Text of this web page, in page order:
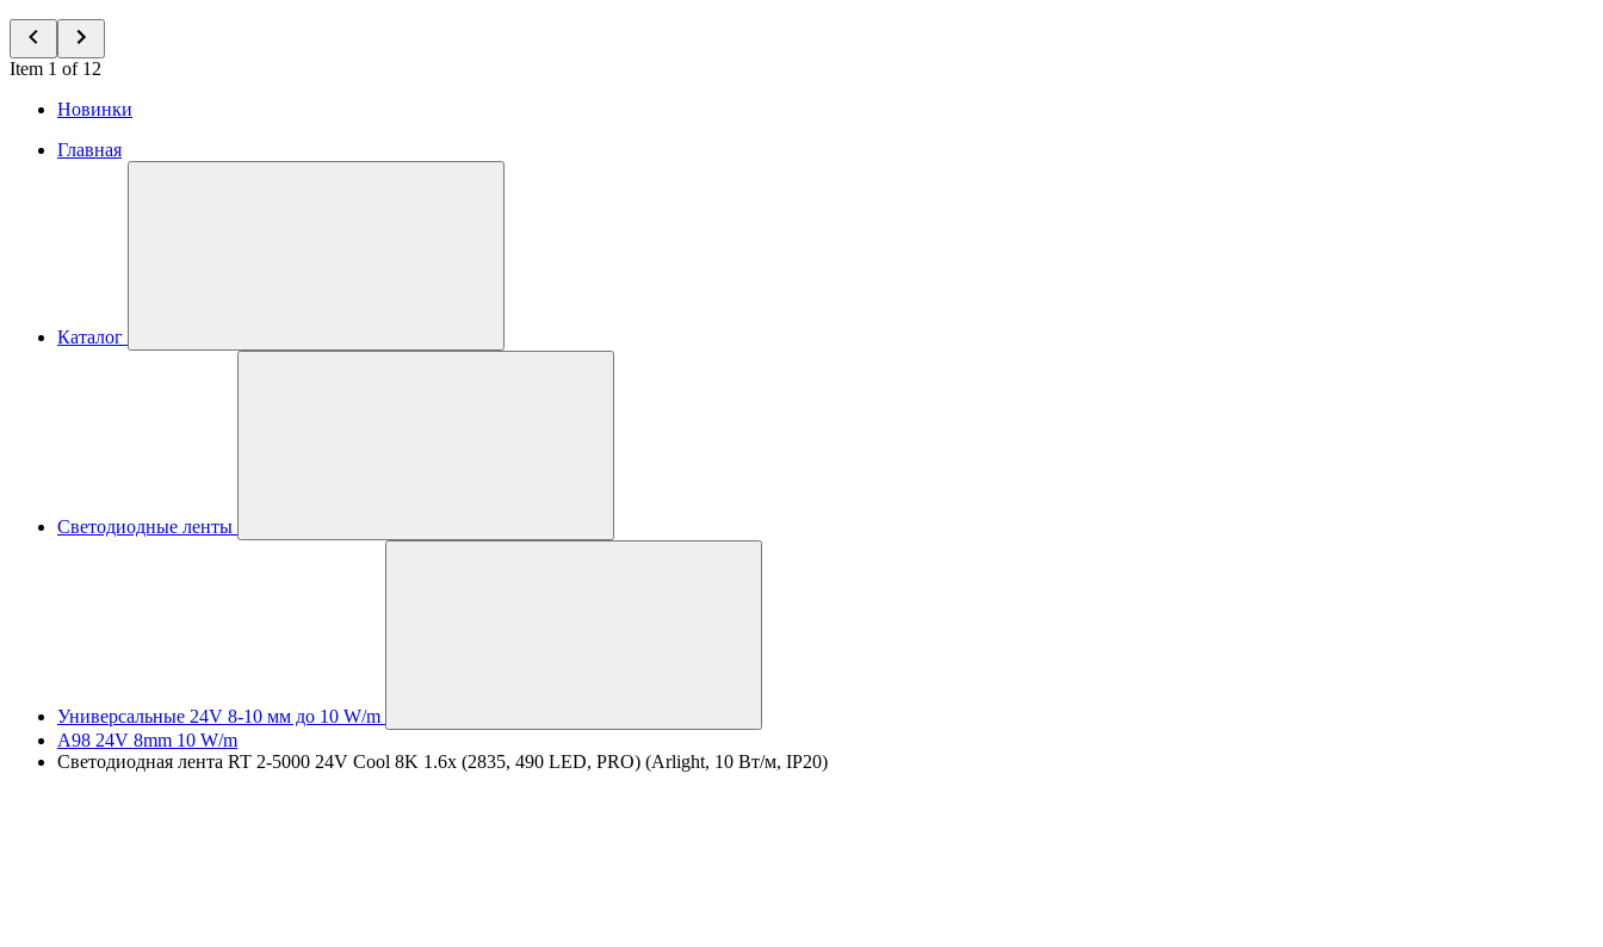
Item 1 of 12
Новинки
Главная
Каталог
Светодиодные ленты
Универсальные 24V 8-10 мм до 10 W/m
A98 24V 8mm 10 W/m
Светодиодная лента RT 2-5000 24V Cool 8K 1.6x (2835, 490 LED, PRO) (Arlight, 10 Вт/м, IP20)